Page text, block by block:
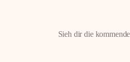
Sieh dir die